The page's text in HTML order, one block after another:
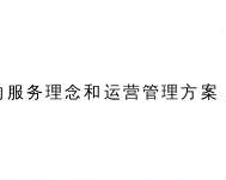
务理念和运营管理方